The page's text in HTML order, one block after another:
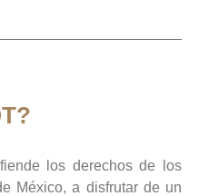
los derechos de los
México, a disfrutar de un